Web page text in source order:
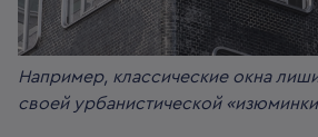
Например, классические окна
своей урбанистической